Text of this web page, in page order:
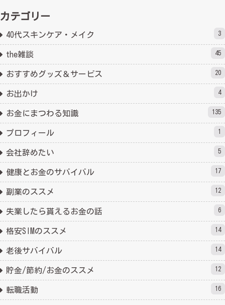
カテゴリー
40代スキンケア・メイク 3
the雑談 45
おすすめグッズ＆サービス 20
お出かけ 4
お金にまつわる知識 135
プロフィール 1
会社辞めたい 5
健康とお金のサバイバル 17
副業のススメ 12
失業したら貰えるお金の話 6
格安SIMのススメ 14
老後サバイバル 14
貯金/節約/お金のススメ 12
転職活動 16